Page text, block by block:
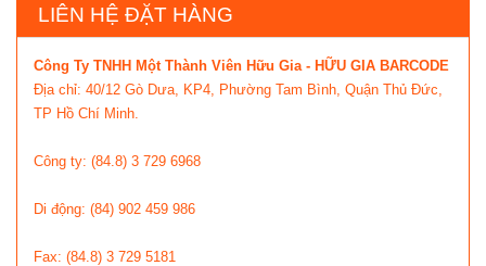
LIÊN HỆ ĐẶT HÀNG
Công Ty TNHH Một Thành Viên Hữu Gia - HỮU GIA BARCODE
Địa chỉ: 40/12 Gò Dưa, KP4, Phường Tam Bình, Quận Thủ Đức,
TP Hồ Chí Minh.
Công ty: (84.8) 3 729 6968
Di động: (84) 902 459 986
Fax: (84.8) 3 729 5181